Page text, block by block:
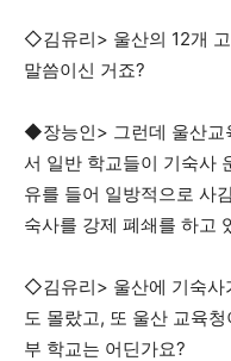
◇김유리> 울산의 12개
말씀이신 거죠?
◆장능인> 그런데 울산교
서 일반 학교들이 기숙사
유를 들어 일방적으로 사
숙사를 강제 폐쇄를 하고
◇김유리> 울산에 기숙사
도 몰랐고, 또 울산 교육
부 학교는 어딘가요?